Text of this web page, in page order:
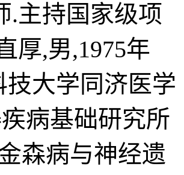
.主持国家级项
厚,男,1975年
技大学同济医学
病基础研究所
森病与神经遗